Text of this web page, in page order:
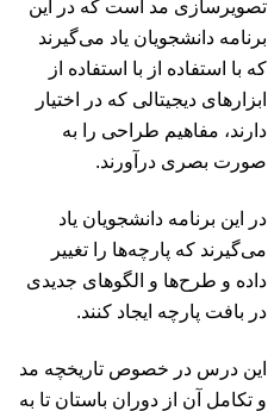
تصویرسازی مد است که در این
برنامه دانشجویان یاد می‌گیرند
که با استفاده از با استفاده از
ابزارهای دیجیتالی که در اختیار
دارند، مفاهیم طراحی را به
صورت بصری درآورند.
در این برنامه دانشجویان یاد
می‌گیرند که پارچه‌ها را تغییر
داده و طرح‌ها و الگوهای جدیدی
در بافت پارچه ایجاد کنند.
این درس در خصوص تاریخچه مد
و تکامل آن از دوران باستان تا به